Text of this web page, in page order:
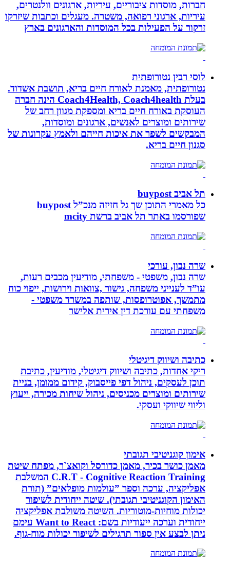
חברות, מוסדות ציבוריים, עיריות, ארגונים וולנטרים,
עיריות, ארגוני רפואה, משטרה. מעגלים וכתבות שיזרקו
זרקור על הפעילות בכל המוסדות והארגונים בארץ
לוסי רבין נטורופתית
נטורופתית, מאמנת לאורח חיים בריא, תושבת אשדוד.
בעלת Coach4Health, Coach4health הינה חברה
העוסקת באורח חיים בריא ומספקת מגוון רחב של
שירותים ומוצרים לאנשים, ארגונים ומוסדות,
המבקשים לשפר את איכות חייהם ולאמץ עקרונות של
סגנון חיים בריא.
תל אביב buypost
כל מאמרי התוכן שך גל חזיזה מנכ”ל buypost
שפורסמו באתר תל אביב ברשת mcity
שרה נבון, עורכי
שרה נבון, משפטי - משפחתי, מודיעין מכבים רעות,
עו”ד לענייני משפחה, גישור ,צוואות וירושות, ייפוי כוח
מתמשך, אפוטרופסות, שותפה במשרד משפטי -
משפחתי עם עורכת דין אירית אלישר
כתיבה ושיווק דיגיטלי
ריקי אחדות, כתיבה ושיווק דיגיטלי, מודיעין, כתיבת
תוכן לעסקים, ניהול דפי פייסבוק, קידום ממומן, בניית
שירותים ומוצרים מכניסים, ניהול שיחות מכירה, ייעוץ
וליווי שיווקי ועסקי.
אימון קוגניטיבי תגובתי
מאמן כושר בכיר, מאמן כדורסל וקואצ`ר, מפתח שיטת
C.R.T - Cognitive Reaction Training המשלבת
אפליקציה, ערכה וספר ”עולמות מופלאים” (תורת
האימון הקוגניטיבי תגובתי). שיטה ייחודית לשיפור
יכולות מוחיות-מוטוריות. השיטה משולבת אפליקציה
ייחודית וערכה ייעודיות בשם: Want to React עימם
ניתן לבצע אין ספור תרגילים לשיפור יכולות מוח-גוף.